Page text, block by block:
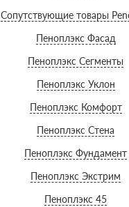
Сопутствующие товары
Пеноплэкс Фасад
Пеноплэкс Сегменты
Пеноплэкс Уклон
Пеноплэкс Комфорт
Пеноплэкс Стена
Пеноплэкс Фундамент
Пеноплэкс Экстрим
Пеноплэкс 45